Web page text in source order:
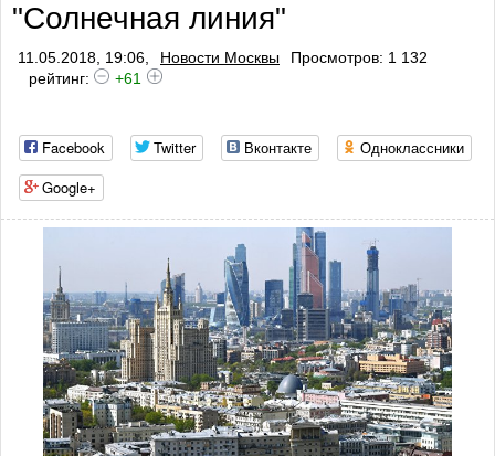
"Солнечная линия"
11.05.2018, 19:06, Новости Москвы
Просмотров: 1 132
рейтинг:
+61
Facebook Twitter Вконтакте
Одноклассники
Google+